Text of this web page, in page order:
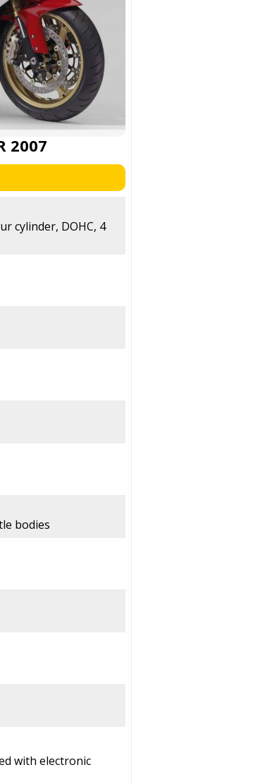
2007
cylinder, DOHC, 4
bodies
with electronic